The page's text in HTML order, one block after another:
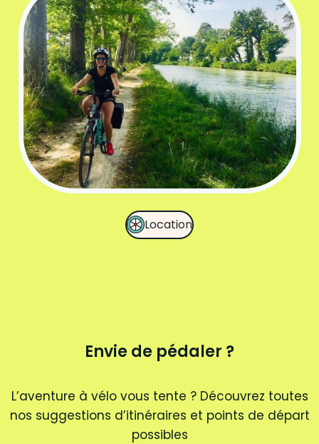
Location
Envie de pédaler ?
L’aventure à vélo vous tente ? Découvrez toutes
nos suggestions d’itinéraires et points de départ
possibles